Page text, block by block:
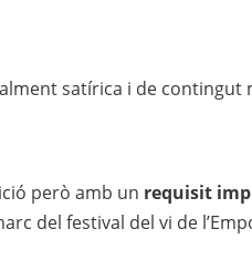
satírica i de
però amb un requisit
del festival del vi de